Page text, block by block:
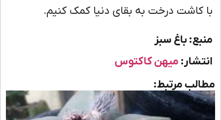
کاشت درخت به بقای دنیا کمک کنیم.
باغ سبز
میهن کاکتوس
مرتبط: